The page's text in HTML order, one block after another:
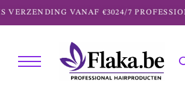
VERZENDING VANAF €3024/7